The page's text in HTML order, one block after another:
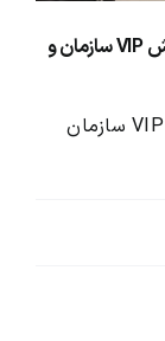
بهترین دوره های منابع انسانی ثبت نام و آموزش VIP سازمان و
دوره های منابع انسانی ثبت نام و آموزش VIP سازمان